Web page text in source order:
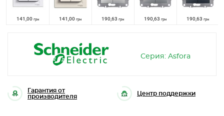
141,00 грн 141,00 грн 190,63 грн 190,63 грн 190,63 грн
Серия: Asfora
Гарантия от
производителя
Центр поддержки